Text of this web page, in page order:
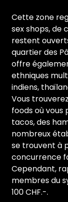
Cette zone
sex shops, de
restent
quartier des
offre
ethniques
indiens,
Vous
foods où vous
tacos, des
nombreux
se trouvent à
concurrence
Cependant,
membres du
100 CHF.-.